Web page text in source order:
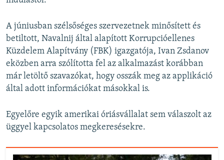
A júniusban szélsőséges szervezetnek minősített és
betiltott, Navalnij által alapított Korrupcióellenes
Küzdelem Alapítvány (FBK) igazgatója, Ivan Zsdanov
eközben arra szólította fel az alkalmazást korábban
már letöltő szavazókat, hogy osszák meg az applikáció
által adott információkat másokkal is.
Egyelőre egyik amerikai óriásvállalat sem válaszolt az
üggyel kapcsolatos megkeresésekre.